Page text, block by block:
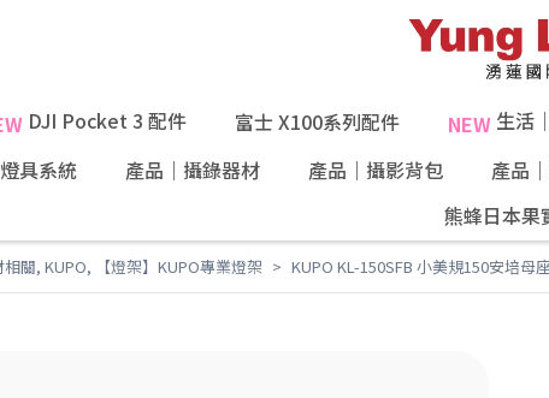
DJI Pocket 3 配件 富士 X100系列配件 NEW生活
具系統
產品｜攝錄器材 產品｜攝影背包 產品
熊蜂日本果
相關, KUPO, 【燈架】KUPO專業燈架 KUPO KL-150SFB 小美規150安培母